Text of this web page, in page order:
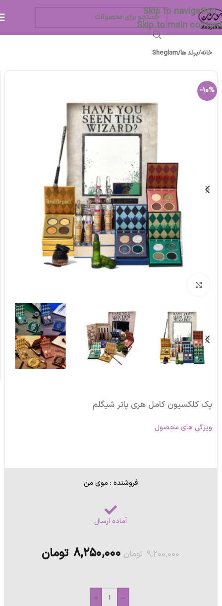
Skip to navigation
Skip to main content
خانه/برند ها/
Sheglam
-10%
پک کلکسیون کامل هری پاتر شیگلم
ویژگی های محصول
فروشنده : موی من
آماده ارسال
9,200,000 تومان 8,250,000 تومان
-
+